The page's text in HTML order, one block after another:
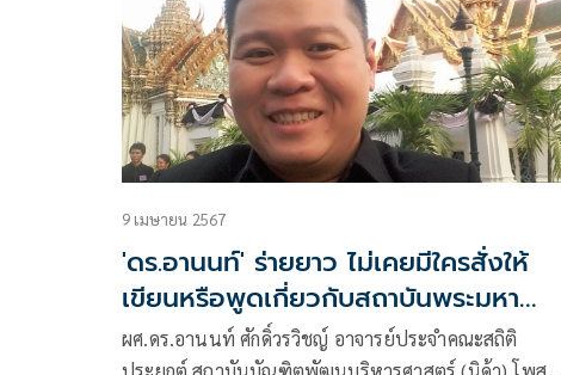
9 เมษายน 2567
'ดร.อานนท์' ร่ายยาว ไม่เคยมีใครสั่งให้
เขียนหรือพูดเกี่ยวกับสถาบันพระมหา
กษัตริย์
ผศ.ดร.อานนท์ ศักดิ์วรวิชญ์ อาจารย์ประจำคณะสถิติ